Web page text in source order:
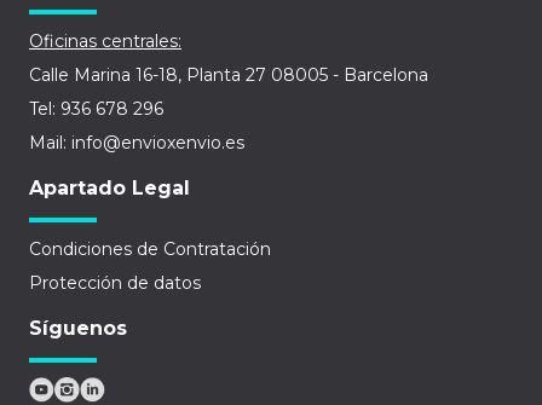
Oficinas centrales:
Calle Marina 16-18, Planta 27 08005 - Barcelona
Tel: 936 678 296
Mail: info@envioxenvio.es
Apartado Legal
Condiciones de Contratación
Protección de datos
Síguenos